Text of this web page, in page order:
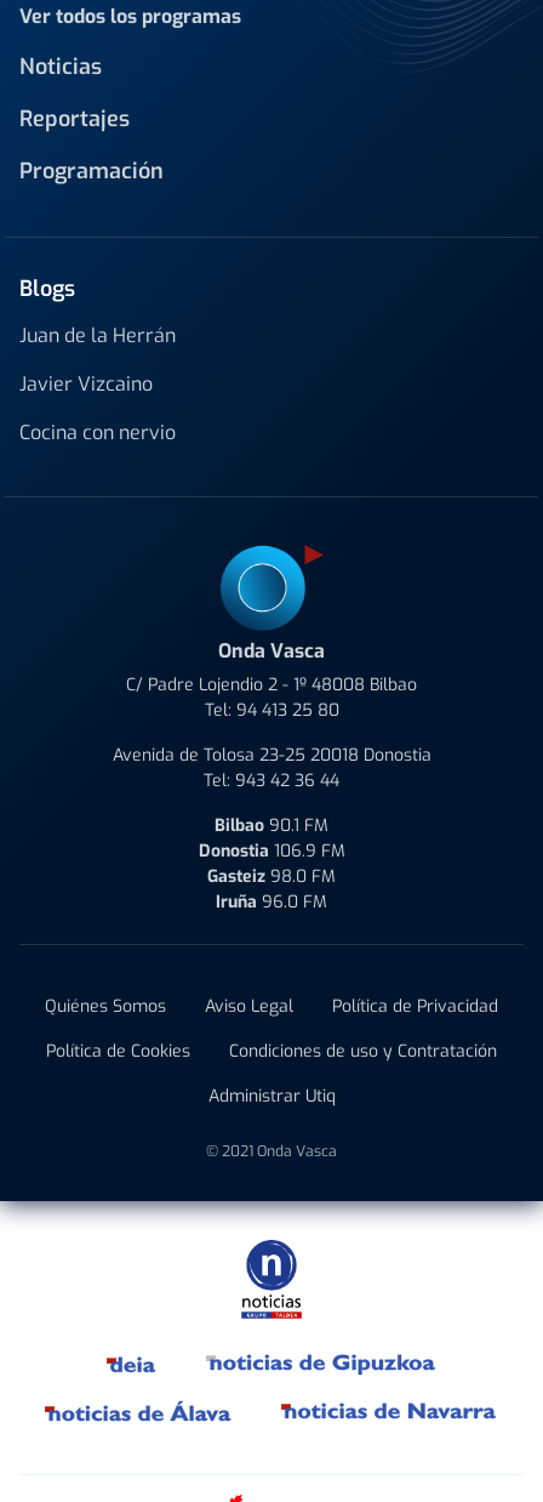
Ver todos los programas
Noticias
Reportajes
Programación
Blogs
Juan de la Herrán
Javier Vizcaino
Cocina con nervio
Onda Vasca
C/ Padre Lojendio 2 - 1º 48008 Bilbao
Tel: 94 413 25 80
Avenida de Tolosa 23-25 20018 Donostia
Tel: 943 42 36 44
Bilbao 90.1 FM
Donostia 106.9 FM
Gasteiz 98.0 FM
Iruña 96.0 FM
Quiénes Somos Aviso Legal
Política de Privacidad
Política de Cookies
Condiciones de uso y Contratación
Administrar Utiq
© 2021 Onda Vasca